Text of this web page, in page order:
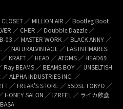
／ MILLION AIR ／ Bootleg Boot
／ CHER ／ Doubble Dazzle ／
03 ／ MASTER WORK ／ BLACK ANNY ／
NATURALVINTAGE ／ LASTNTIMARES
KRAFT ／ HEAD ／ ATOMS ／ HEAD69
BEAMS ／ BEAMS BOY ／ UNSELTISH
ALPHA INDUSTRIES INC. ／
／ FREAK’S STORE ／ 55DSL TOKYO ／
HONEY SALON ／ IZREEL ／ ライカ飲食